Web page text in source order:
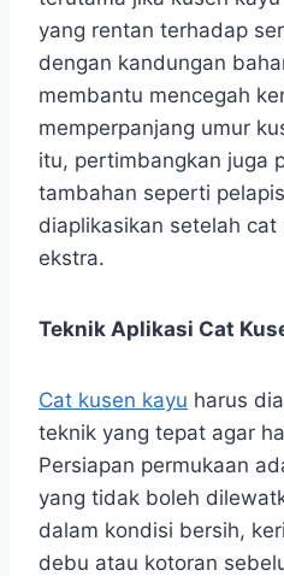
yang rentan terhadap
dengan kandungan
membantu mencegah
memperpanjang umur
itu, pertimbangkan juga
tambahan seperti
diaplikasikan setelah
ekstra.
Teknik Aplikasi Cat
Cat kusen kayu harus
teknik yang tepat agar
Persiapan permukaan
yang tidak boleh
dalam kondisi bersih,
debu atau kotoran